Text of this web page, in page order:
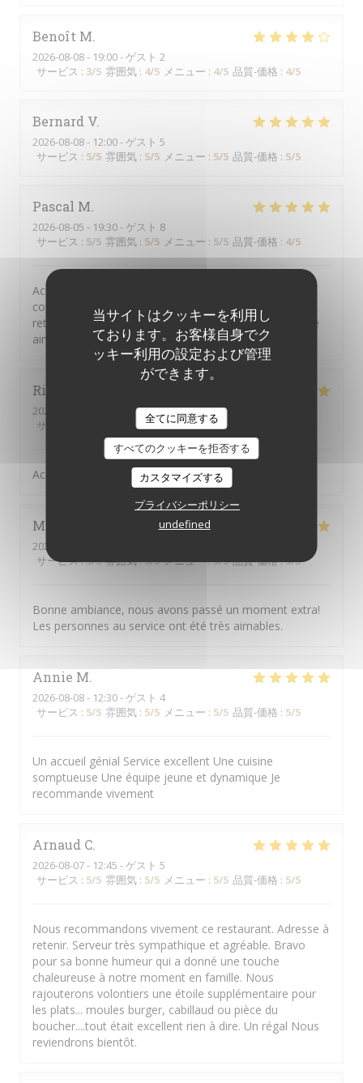
当サイトはクッキーを利用し
ております。お客様自身でク
ッキー利用の設定および管理
ができます。
全てに同意する
すべてのクッキーを拒否する
カスタマイズする
プライバシーポリシー
undefined
Benoît M
2026-08-08- 19:00 - ゲスト 2
サービス : 3/5 雰囲気 : 4/5 メニュー : 4/5 品質-価格 : 4/5
Bernard V
2026-08-08- 12:00 - ゲスト 5
サービス : 5/5 雰囲気 : 5/5 メニュー : 5/5 品質-価格 : 5/5
Pascal M
2026-08-05 - 19:30 - ゲスト 8
サービス : 5/5 雰囲気 : 5/5 メニュー : 5/5 品質-価格 : 4/5
Acceuil chaleureux et souriant des ser veurs. Repas
copieux un plus pour le Picon biere. Une adresse a
retenir. Et un plus egalement pour chinchidou serveuse
aimable et tres souriante.
Richard
2026-08-08
- 12:45 - ゲスト 4
サービス
雰囲気:5/5 メニュー:4/5
Accueil - service- qualité au top
Moon
2026-08-03
サービス:5/5 雰囲気:5/5 メニュー:5/5 品質-価格:5/5
Bonne ambiance, nous avons passé un moment extra!
Les personnes au service ont été très aimables.
Annie M
2026-08-08- 12:30 - ゲスト 4
サービス : 5/5 雰囲気 : 5/5 メニュー : 5/5 品質-価格 : 5/5
Un accueil génial Service excellent Une cuisine
somptueuse Une équipe jeune et dynamique Je
recommande vivement
Arnaud C
2026-08-07- 12:45 - ゲスト 5
サービス : 5/5 雰囲気 : 5/5 メニュー : 5/5 品質-価格 : 5/5
Nous recommandons vivement ce restaurant. Adresse à
retenir. Serveur très sympathique et agréable. Bravo
pour sa bonne humeur qui a donné une touche
chaleureuse à notre moment en famille. Nous
rajouterons volontiers une étoile supplémentaire pour
les plats... moules burger, cabillaud ou pièce du
boucher....tout était excellent rien à dire. Un régal Nous
reviendrons bientôt.